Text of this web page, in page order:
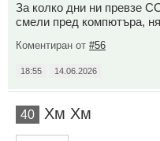
За колко дни ни превзе
смели пред компютъра,
Коментиран от #56
18:55 14.06.2026
40 Хм Хм